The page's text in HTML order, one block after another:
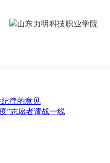
律的意见
”志愿者请战一线